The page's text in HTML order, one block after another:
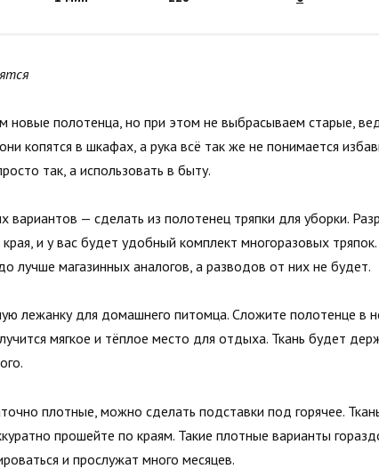
новые полотенца, но при этом не выбрасываем старые,
копятся в шкафах, а рука всё так же не понимается
так, а использовать в быту.
вариантов — сделать из полотенец тряпки для уборки.
и у вас будет удобный комплект многоразовых
лучше магазинных аналогов, а разводов от них не будет.
лежанку для домашнего питомца. Сложите полотенце в
мягкое и тёплое место для отдыха. Ткань будет
плотные, можно сделать подставки под горячее.
прошейте по краям. Такие плотные варианты
и прослужат много месяцев.